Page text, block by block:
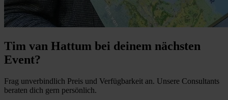
Tim van Hattum bei deinem nächsten
Event?
Frag unverbindlich Preis und Verfügbarkeit an. Unsere Consultants
beraten dich gern persönlich.